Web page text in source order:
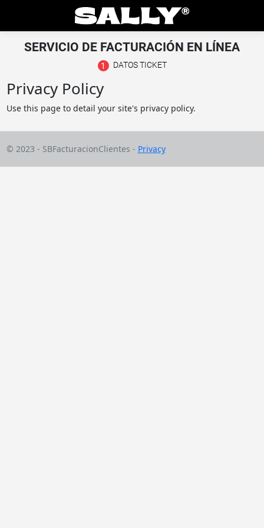
SERVICIO DE FACTURACIÓN EN LÍNEA
DATOS TICKET
Privacy Policy
Use this page to detail your site's privacy policy.
© 2023 - SBFacturacionClientes - Privacy